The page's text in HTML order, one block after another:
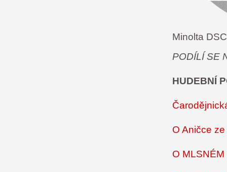
Minolta DSC
PODÍLÍ SE
HUDEBNÍ
O Aničce
O